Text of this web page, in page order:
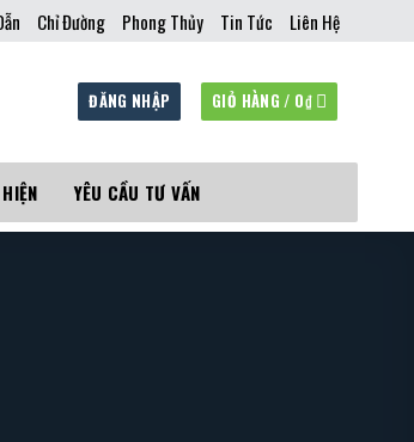
Chỉ Đường Phong Thủy Tin Tức Liên Hệ
ĐĂNG NHẬP GIỎ HÀNG / 0₫
YÊU CẦU TƯ VẤN